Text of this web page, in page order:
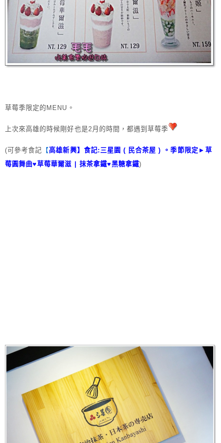
草莓季限定的MENU。
上次來高雄的時候剛好也是2月的時間，都遇到草莓季
(可參考食記 【 高雄新興】食記:三星園 ( 民合茶屋 ) 。季節限定►草
莓圓舞曲♥草莓華爾滋 | 抹茶拿鐵♥黑糖拿鐵)